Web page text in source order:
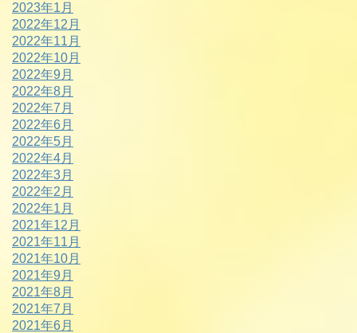
2023年1月
2022年12月
2022年11月
2022年10月
2022年9月
2022年8月
2022年7月
2022年6月
2022年5月
2022年4月
2022年3月
2022年2月
2022年1月
2021年12月
2021年11月
2021年10月
2021年9月
2021年8月
2021年7月
2021年6月